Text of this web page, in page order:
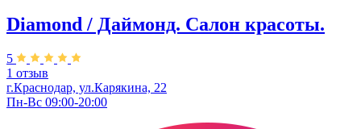
Diamond / Даймонд. Салон красоты.
5
1 отзыв
г.Краснодар, ул.Карякина, 22
Пн-Вс 09:00-20:00